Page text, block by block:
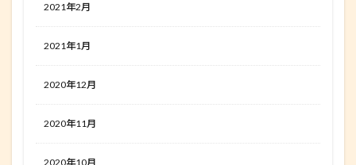
2021年2月
2021年1月
2020年12月
2020年11月
2020年10月